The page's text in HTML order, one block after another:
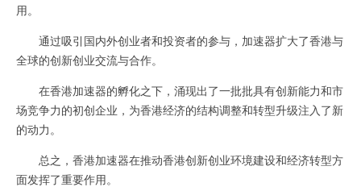
用。
通过吸引国内外创业者和投资者的参与，加速器扩大了香港与
全球的创新创业交流与合作。
在香港加速器的孵化之下，涌现出了一批批具有创新能力和市
场竞争力的初创企业，为香港经济的结构调整和转型升级注入了新
的动力。
总之，香港加速器在推动香港创新创业环境建设和经济转型方
面发挥了重要作用。